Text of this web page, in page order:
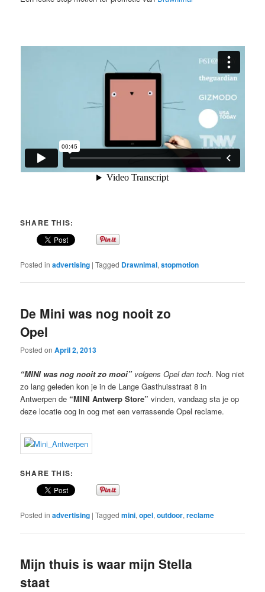
SHARE THIS:
Posted in advertising |Tagged Drawnimal,stopmotion
De Mini was nog nooit zo
Opel
Posted onApril 2, 2013
“MINI was nog nooit zo mooi” volgens Opel dan toch. Nog niet
zo lang geleden kon je in de Lange Gasthuisstraat 8 in
Antwerpen de “MINI Antwerp Store” vinden, vandaag sta je op
deze locatie oog in oog met een verrassende Opel reclame.
SHARE THIS:
Posted in advertising |Tagged mini,opel,outdoor,reclame
Mijn thuis is waar mijn Stella
staat